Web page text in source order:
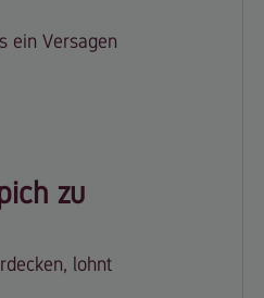
ein Versagen
zu
lohnt